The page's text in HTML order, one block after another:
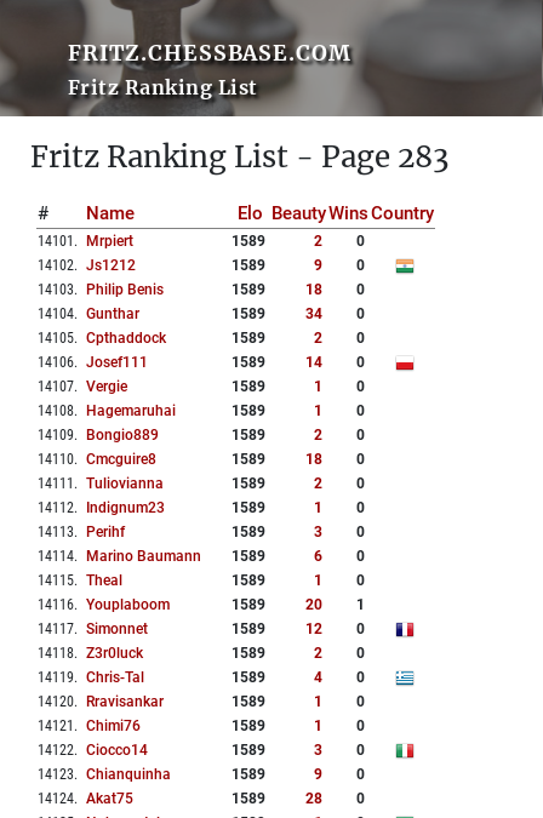
FRITZ.CHESSBASE.COM
Fritz Ranking List
Fritz Ranking List - Page 283
# Name Elo BeautyWinsCountry
14101 . Mrpiert 1589 2
0
14102. Js1212 1589 9
0
14103. Philip Benis 1589 18
0
14104. Gunthar 1589 34
0
14105. Cpthaddock 1589 2
0
14106. Josef111 1589 14
0
14107. Vergie 1589 1
0
14108. Hagemaruhai 1589 1
0
14109. Bongio889 1589 2
0
14110. Cmcguire8 1589 18
0
14111 . Tuliovianna 1589 2
0
14112. Indignum23 1589 1
0
14113. Perihf 1589 3
0
14114. Marino Baumann 1589 6
0
14115. Theal 1589 1
0
14116. Youplaboom 1589 20
1
14117. Simonnet 1589 12
0
14118. Z3r0luck 1589 2
0
14119. Chris-Tal 1589 4
0
14120. Rravisankar 1589 1
0
14121 . Chimi76 1589 1
0
14122. Ciocco14 1589 3
0
14123. Chianquinha 1589 9
0
14124. Akat75 1589 28
0